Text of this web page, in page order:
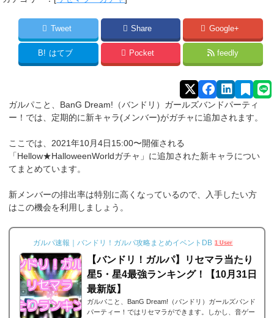
Tweet Share Google+
B! はてブ Pocket feedly
ガルパこと、BanG Dream!（バンドリ）ガールズバンドパーティ
ー！では、定期的に新キャラ(メンバー)がガチャに追加されます。
ここでは、2021年10月4日15:00〜開催される
「Hellow★HalloweenWorldガチャ」に追加された新キャラについ
てまとめています。
新メンバーの排出率は特別に高くなっているので、入手したい方
はこの機会を利用しましょう。
ガルパ速報｜バンドリ！ガルパ攻略まとめイベントDB 1 User
【バンドリ！ガルパ】リセマラ当たり
星5・星4最強ランキング！【10月31日
最新版】
ガルパこと、BanG Dream!（バンドリ）ガールズバンド
パーティー！ではリセマラができます。しかし、音ゲー